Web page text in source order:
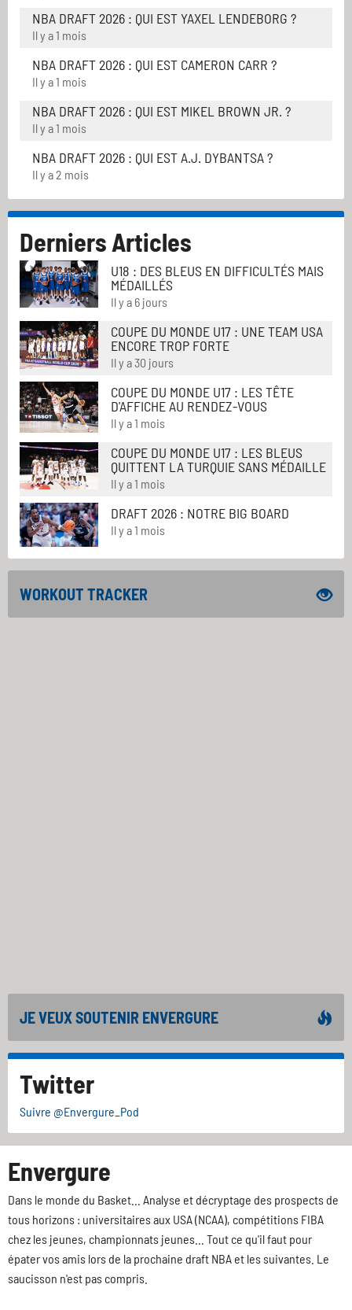
NBA DRAFT 2026 : QUI EST YAXEL LENDEBORG ?
Il y a 1 mois
NBA DRAFT 2026 : QUI EST CAMERON CARR ?
Il y a 1 mois
NBA DRAFT 2026 : QUI EST MIKEL BROWN JR. ?
Il y a 1 mois
NBA DRAFT 2026 : QUI EST A.J. DYBANTSA ?
Il y a 2 mois
Derniers Articles
U18 : DES BLEUS EN DIFFICULTÉS MAIS
MÉDAILLÉS
Il y a 6 jours
COUPE DU MONDE U17 : UNE TEAM USA
ENCORE TROP FORTE
Il y a 30 jours
COUPE DU MONDE U17 : LES TÊTE
D'AFFICHE AU RENDEZ-VOUS
Il y a 1 mois
COUPE DU MONDE U17 : LES BLEUS
QUITTENT LA TURQUIE SANS MÉDAILLE
Il y a 1 mois
DRAFT 2026 : NOTRE BIG BOARD
Il y a 1 mois
WORKOUT TRACKER
JE VEUX SOUTENIR ENVERGURE
Twitter
Suivre @Envergure_Pod
Envergure
Dans le monde du Basket... Analyse et décryptage des prospects de
tous horizons : universitaires aux USA (NCAA), compétitions FIBA
chez les jeunes, championnats jeunes... Tout ce qu'il faut pour
épater vos amis lors de la prochaine draft NBA et les suivantes. Le
saucisson n'est pas compris.